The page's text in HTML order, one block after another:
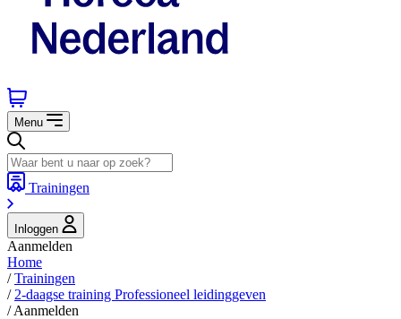
Menu
Trainingen
Inloggen
Aanmelden
Home
/Trainingen
/ 2-daagse training Professioneel leidinggeven
/Aanmelden